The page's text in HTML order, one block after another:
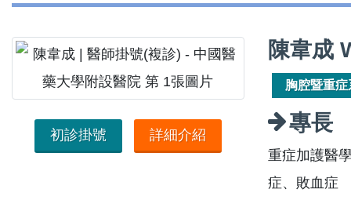
初診掛號 詳細介紹
陳韋成
胸腔暨重症
專長
重症加護醫
症、敗血症